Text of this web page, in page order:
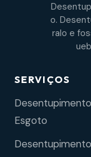
o.
ralo e
SERVIÇOS
Esgoto